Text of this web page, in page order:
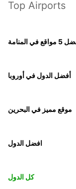
Top Airports
في المنامة
أفضل الدول في أوروبا
موقع مميز في البحرين
افضل الدول
كل الدول